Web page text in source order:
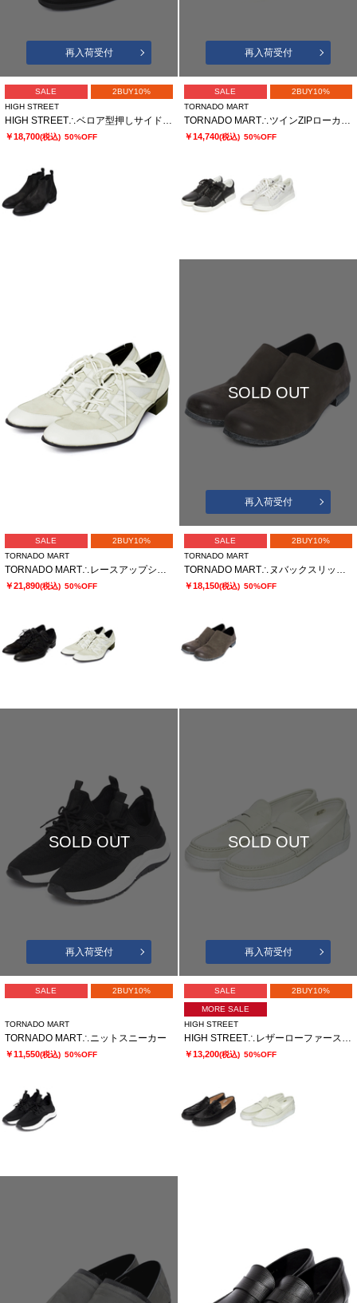
再入荷受付
SALE
2BUY10%
HIGH STREET
HIGH STREET∴ベロア型押しサイドゴア
￥18,700(税込) 50%OFF
再入荷受付
SALE
2BUY10%
TORNADO MART
TORNADO MART∴ツインZIPローカットスニーカー
￥14,740(税込) 50%OFF
SALE
2BUY10%
TORNADO MART
TORNADO MART∴レースアップシューズ
￥21,890(税込) 50%OFF
SOLD OUT
再入荷受付
SALE
2BUY10%
TORNADO MART
TORNADO MART∴ヌバックスリッポン
￥18,150(税込) 50%OFF
SOLD OUT
再入荷受付
SALE 2BUY10%
TORNADO MART
TORNADO MART∴ニットスニーカー
￥11,550(税込) 50%OFF
SOLD OUT
再入荷受付
SALE 2BUY10%
MORE SALE
HIGH STREET
￥13,200(税込) 50%OFF